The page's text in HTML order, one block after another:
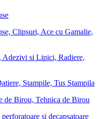
Clipsuri, Ace cu Gamalie,
Adezivi si Lipici, Radiere,
Stampile, Tus Stampila
de Birou, Tehnica de Birou
si decapsatoare